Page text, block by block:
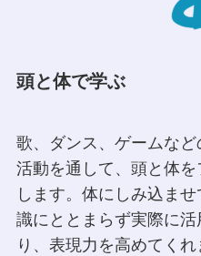
頭と体で学ぶ
歌、ダンス、ゲームな
活動を通して、頭と体
します。体にしみ込ま
識にととまらず実際に
り、表現力を高めてくれ